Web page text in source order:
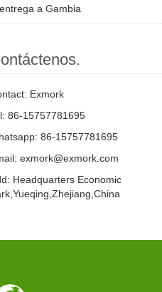
entrega a Gambia
Exmork
86-15757781695
86-15757781695
exmork@exmork.com
Headquarters Economic